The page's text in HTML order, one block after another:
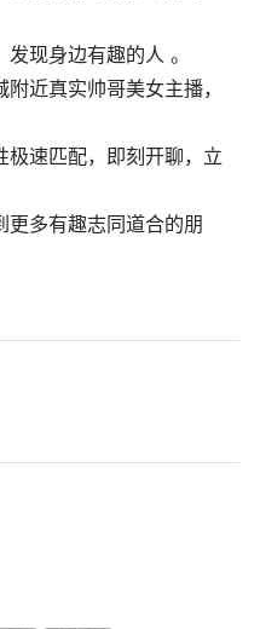
现身边有趣的人 。
近真实帅哥美女主播，
极速匹配，即刻开聊，立
更多有趣志同道合的朋